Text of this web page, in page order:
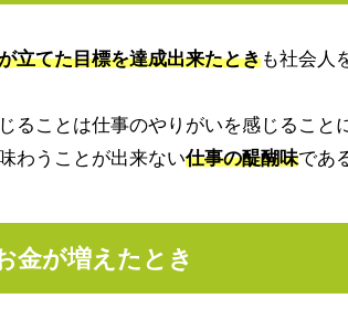
立てた目標を達成出来たときも社会人
ることは仕事のやりがいを感じること
わうことが出来ない仕事の醍醐味であ
金が増えたとき